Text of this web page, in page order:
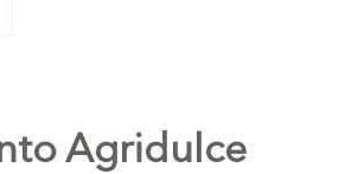
Agridulce